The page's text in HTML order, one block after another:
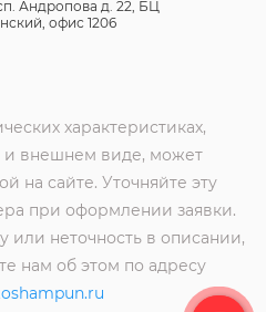
Андропова д. 22, БЦ
офис 1206
характеристиках,
и внешнем виде, может
на сайте. Уточняйте эту
при оформлении заявки.
или неточность в описании,
нам об этом по адресу